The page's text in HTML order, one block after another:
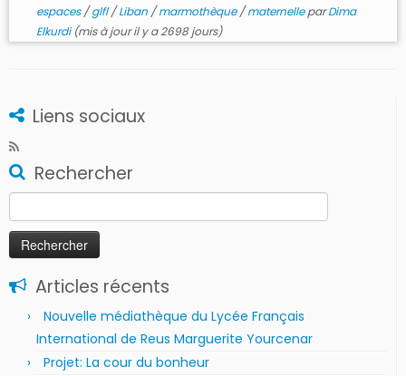
espaces/glfl/Liban /marmothèque/maternelleparDima
Elkurdi(mis à jour il y a 2698 jours)
Liens sociaux
Rechercher
Articles récents
Nouvelle médiathèque du Lycée Français
International de Reus Marguerite Yourcenar
Projet: La cour du bonheur